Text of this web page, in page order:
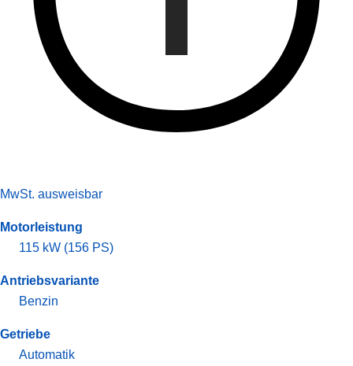
MwSt. ausweisbar
Motorleistung
115 kW (156 PS)
Antriebsvariante
Benzin
Getriebe
Automatik